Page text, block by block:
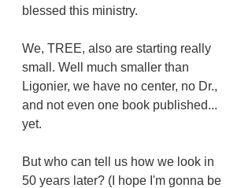
blessed this ministry.
We, TREE, also are starting really
small. Well much smaller than
Ligonier, we have no center, no Dr.,
and not even one book published...
yet.
But who can tell us how we look in
50 years later? (I hope I'm gonna be